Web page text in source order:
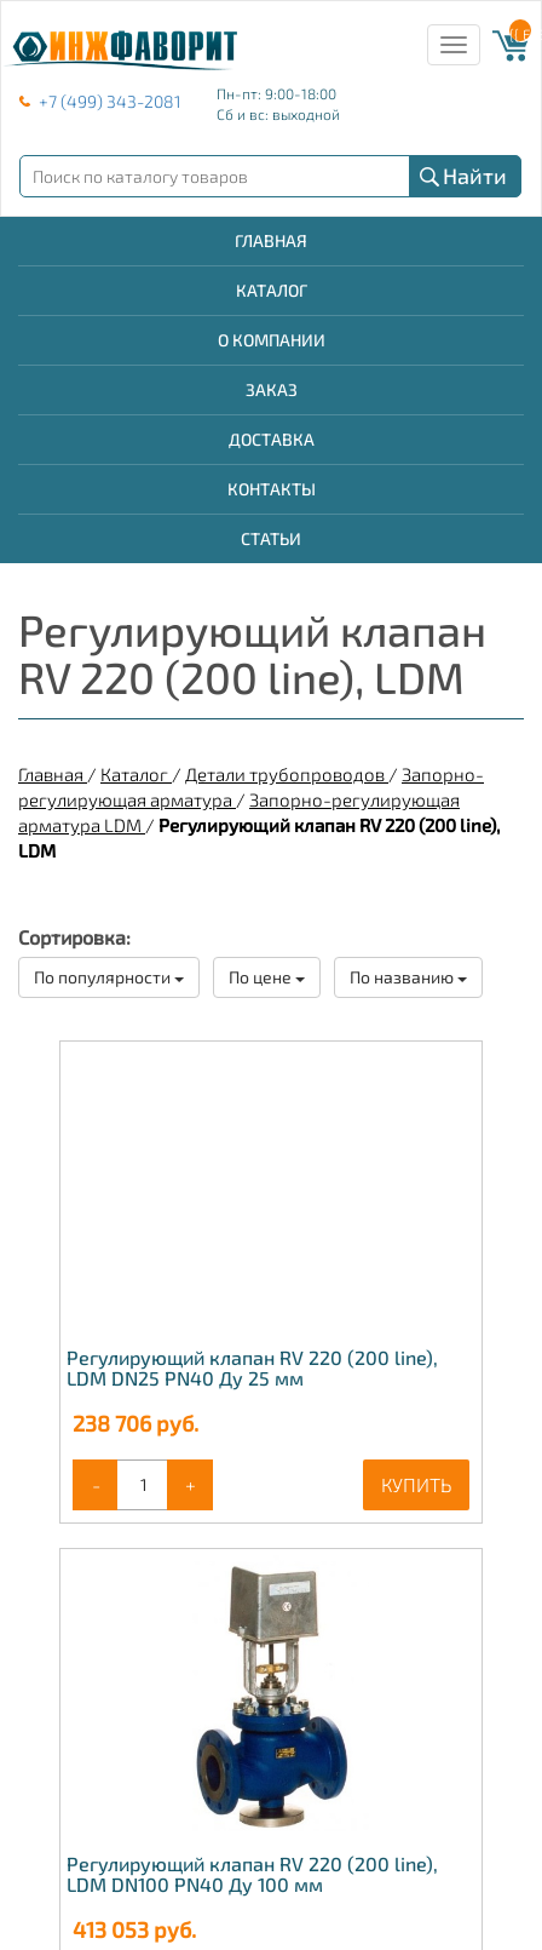
+7 (499) 343-2081
Пн-пт: 9:00-18:00
Сб и вс: выходной
Toggle
navigation
{{
Найти
ГЛАВНАЯ
КАТАЛОГ
О КОМПАНИИ
ЗАКАЗ
ДОСТАВКА
КОНТАКТЫ
СТАТЬИ
Регулирующий клапан
RV 220 (200 line), LDM
Главная / Каталог / Детали трубопроводов / Запорно-
регулирующая арматура / Запорно-регулирующая
арматура LDM / Регулирующий клапан RV 220 (200 line),
LDM
Сортировка:
По популярности По цене По названию
Регулирующий клапан RV 220 (200 line),
LDM DN25 PN40 Ду 25 мм
238 706руб.
- + КУПИТЬ
Регулирующий клапан RV 220 (200 line),
LDM DN100 PN40 Ду 100 мм
413 053 руб.